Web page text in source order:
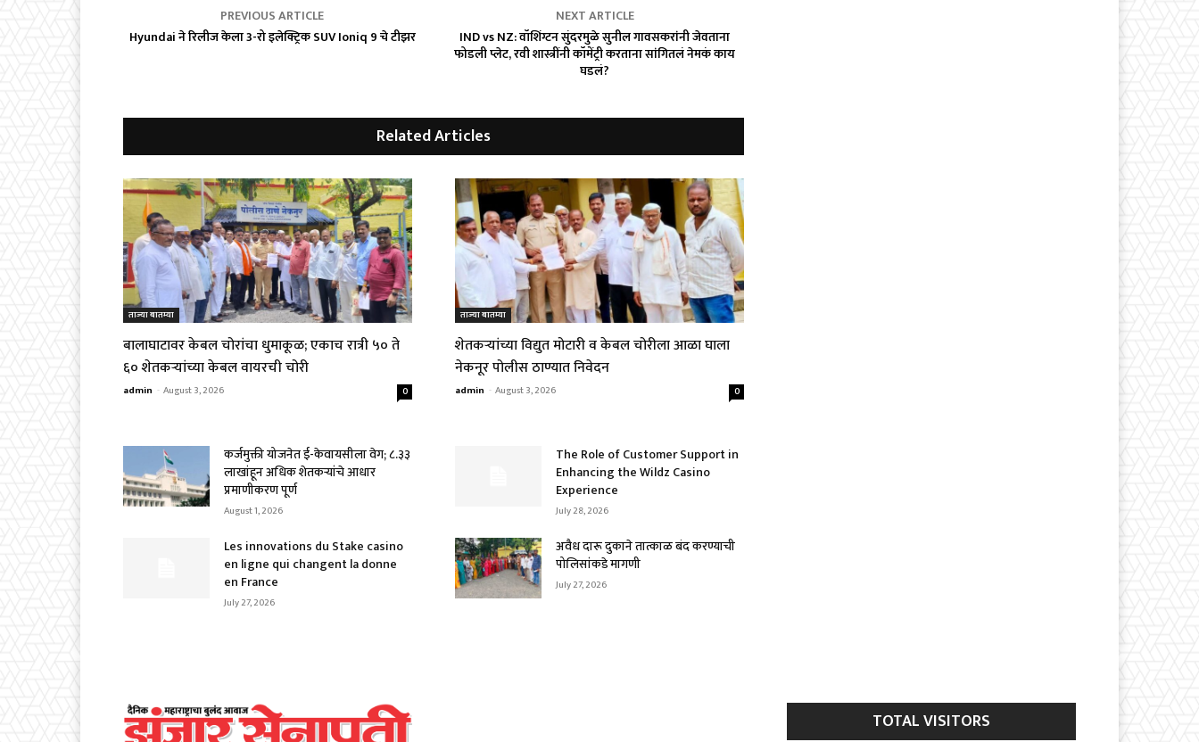
PREVIOUS ARTICLE
Hyundai ने रिलीज केला 3-रो इलेक्ट्रिक SUV Ioniq 9 चे टीझर
NEXT ARTICLE
IND vs NZ: वॉशिंग्टन सुंदरमुळे सुनील गावसकरांनी जेवताना
फोडली प्लेट, रवी शास्त्रींनी कॉमेंट्री करताना सांगितलं नेमकं काय
घडलं?
Related Articles
ताज्या बातम्या
बालाघाटावर केबल चोरांचा धुमाकूळ; एकाच रात्री ५० ते
६० शेतकऱ्यांच्या केबल वायरची चोरी
admin - August 3, 2026 0
ताज्या बातम्या
शेतकऱ्यांच्या विद्युत मोटारी व केबल चोरीला आळा घाला
नेकनूर पोलीस ठाण्यात निवेदन
admin - August 3, 2026 0
कर्जमुक्ती योजनेत ई-केवायसीला वेग; ८.३३
लाखांहून अधिक शेतकऱ्यांचे आधार
प्रमाणीकरण पूर्ण
August 1, 2026
The Role of Customer Support in
Enhancing the Wildz Casino
Experience
July 28, 2026
Les innovations du Stake casino
en ligne qui changent la donne
en France
July 27, 2026
अवैध दारू दुकाने तात्काळ बंद करण्याची
पोलिसांकडे मागणी
July 27, 2026
TOTAL VISITORS